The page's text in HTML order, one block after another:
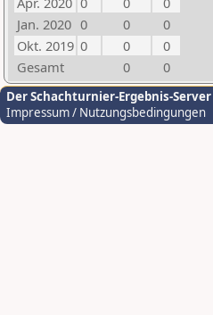
Jan. 2020 0 0
0
Okt. 2019 0 0
0
Gesamt
0 0
Der Schachturnier-Ergebnis-Server
Impressum / Nutzungsbedingungen